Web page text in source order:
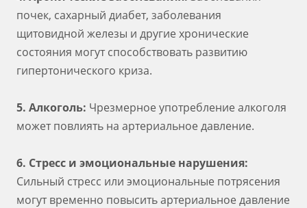
почек, сахарный диабет, заболевания
щитовидной железы и другие хронические
состояния могут способствовать развитию
гипертонического криза.
5. Алкоголь: Чрезмерное употребление алкоголя
может повлиять на артериальное давление.
6. Стресс и эмоциональные нарушения:
Сильный стресс или эмоциональные потрясения
могут временно повысить артериальное давление